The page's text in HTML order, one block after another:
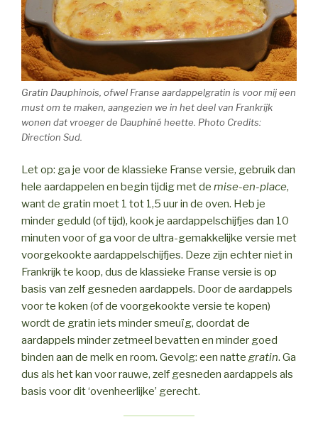
Gratin Dauphinois, ofwel Franse aardappelgratin is voor mij een
must om te maken, aangezien we in het deel van Frankrijk
wonen dat vroeger de Dauphiné heette. Photo Credits:
Direction Sud.
Let op: ga je voor de klassieke Franse versie, gebruik dan
hele aardappelen en begin tijdig met de mise-en-place,
want de gratin moet 1 tot 1,5 uur in de oven. Heb je
minder geduld (of tijd), kook je aardappelschijfjes dan 10
minuten voor of ga voor de ultra-gemakkelijke versie met
voorgekookte aardappelschijfjes. Deze zijn echter niet in
Frankrijk te koop, dus de klassieke Franse versie is op
basis van zelf gesneden aardappels. Door de aardappels
voor te koken (of de voorgekookte versie te kopen)
wordt de gratin iets minder smeuïg, doordat de
aardappels minder zetmeel bevatten en minder goed
binden aan de melk en room. Gevolg: een natte gratin. Ga
dus als het kan voor rauwe, zelf gesneden aardappels als
basis voor dit ‘ovenheerlijke’ gerecht.